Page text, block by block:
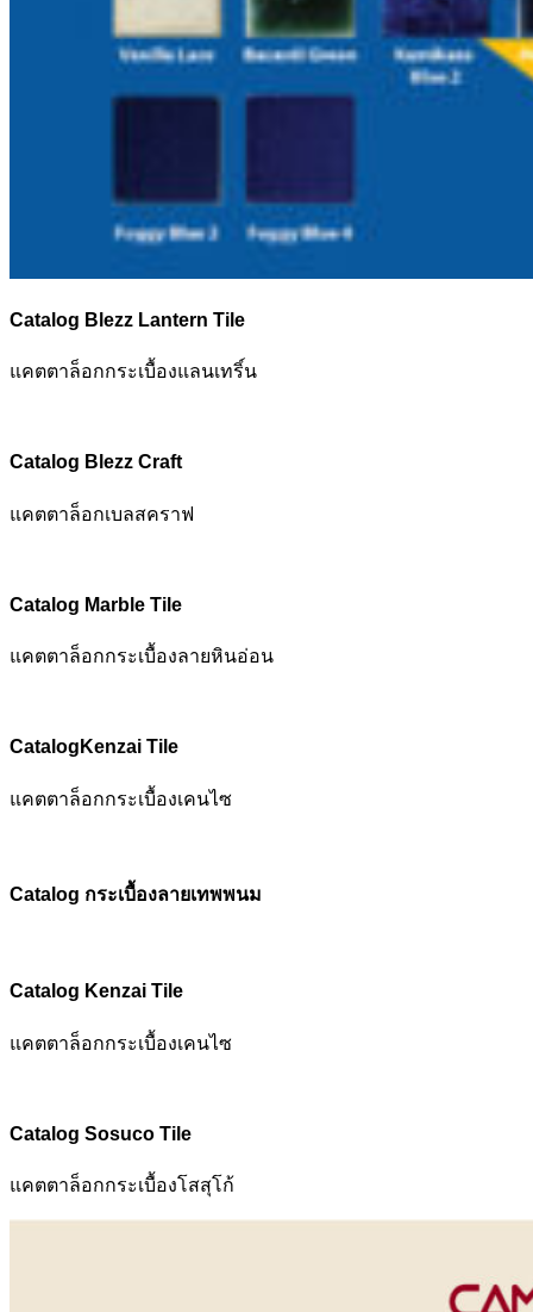
Catalog Blezz Lantern Tile
แคตตาล็อกกระเบื้องแลนเทริ์น
Catalog Blezz Craft
แคตตาล็อกเบลสคราฟ
Catalog Marble Tile
แคตตาล็อกกระเบื้องลายหินอ่อน
Catalog Kenzai Tile
แคตตาล็อกกระเบื้องเคนไซ
Catalog กระเบื้องลายเทพพนม
Catalog Kenzai Tile
แคตตาล็อกกระเบื้องเคนไซ
Catalog Sosuco Tile
แคตตาล็อกกระเบื้องโสสุโก้